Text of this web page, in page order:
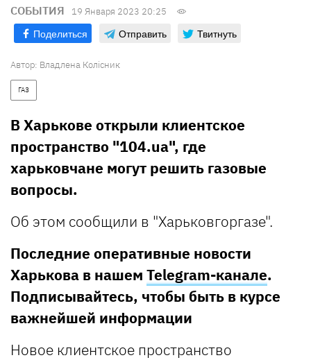
СОБЫТИЯ 19 Января 2023 20:25
Поделиться Отправить Твитнуть
Автор: Владлена Колісник
ГАЗ
В Харькове открыли клиентское
пространство "104.ua", где
харьковчане могут решить газовые
вопросы.
Об этом сообщили в "Харьковгоргазе".
Последние оперативные новости
Харькова в нашем Telegram-канале.
Подписывайтесь, чтобы быть в курсе
важнейшей информации
Новое клиентское пространство